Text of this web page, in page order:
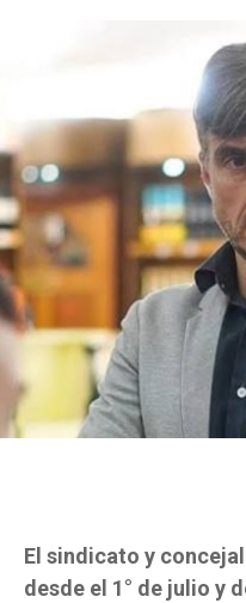
El sindicato y
desde el 1° de julio y